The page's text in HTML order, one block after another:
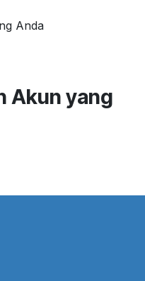
Anda
Akun yang